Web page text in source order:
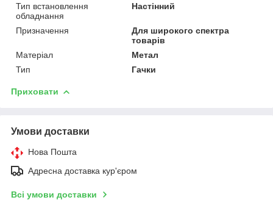
Тип встановлення
обладнання
Настінний
Призначення
Для широкого спектра
товарів
Матеріал
Метал
Тип
Гачки
Приховати
Умови доставки
Нова Пошта
Адресна доставка кур'єром
Всі умови доставки